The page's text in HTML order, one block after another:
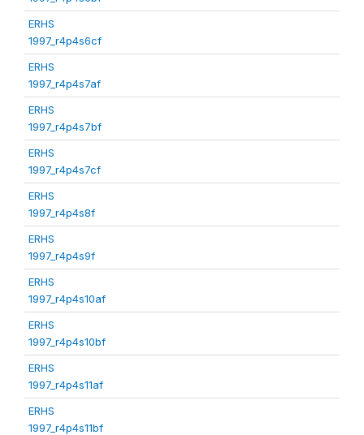
ERHS
1997_r4p4s6cf
ERHS
1997_r4p4s7af
ERHS
1997_r4p4s7bf
ERHS
1997_r4p4s7cf
ERHS
1997_r4p4s8f
ERHS
1997_r4p4s9f
ERHS
1997_r4p4s10af
ERHS
1997_r4p4s10bf
ERHS
1997_r4p4s11af
ERHS
1997_r4p4s11bf